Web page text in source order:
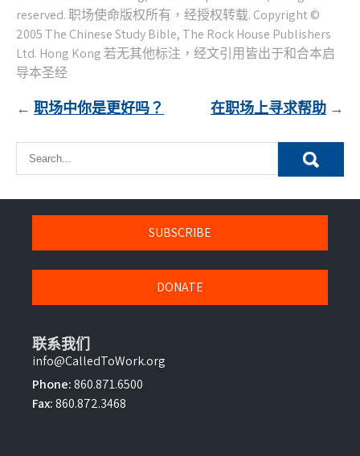
文
章
導
覽
职场中你是更好吗？ 在职场上寻求帮助
SUBSCRIBE
DONATE
联系我们
info@CalledToWork.org
Phone:860.871.6500
Fax:860.872.3468